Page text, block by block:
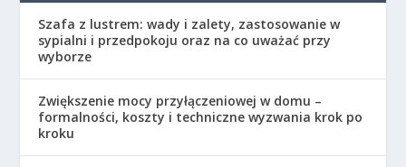
Szafa z lustrem: wady i zalety, zastosowanie w
sypialni i przedpokoju oraz na co uważać przy
wyborze
Zwiększenie mocy przyłączeniowej w domu –
formalności, koszty i techniczne wyzwania krok po
kroku